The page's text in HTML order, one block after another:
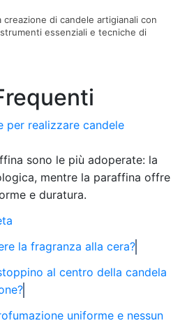
creazione di candele artigianali con
essenziali e tecniche di
per realizzare candele
sono le più adoperate: la
mentre la paraffina offre
e duratura.
la fragranza alla cera?
al centro della candela
uniforme e nessun